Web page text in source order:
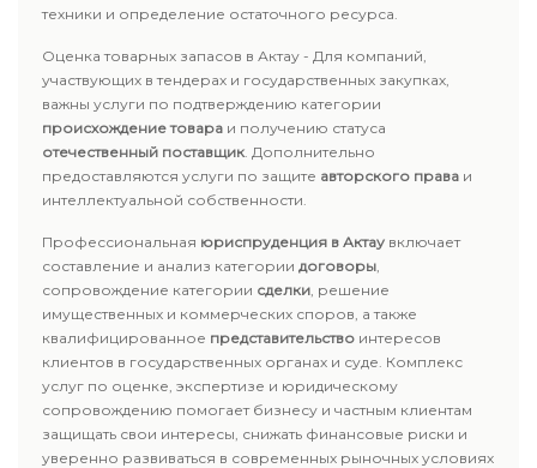
техники и определение остаточного ресурса.
Оценка товарных запасов в Актау - Для компаний,
участвующих в тендерах и государственных закупках,
важны услуги по подтверждению категории
происхождение товара и получению статуса
отечественный поставщик. Дополнительно
предоставляются услуги по защите авторского права и
интеллектуальной собственности.
Профессиональная юриспруденция в Актау включает
составление и анализ категории договоры,
сопровождение категории сделки, решение
имущественных и коммерческих споров, а также
квалифицированное представительство интересов
клиентов в государственных органах и суде. Комплекс
услуг по оценке, экспертизе и юридическому
сопровождению помогает бизнесу и частным клиентам
защищать свои интересы, снижать финансовые риски и
уверенно развиваться в современных рыночных условиях